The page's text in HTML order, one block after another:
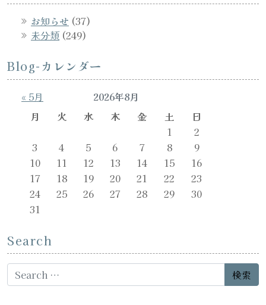
お知らせ (37)
未分類 (249)
Blog-カレンダー
2026年8月
月
火 水 木 金 土
日
1
2
3
4 5 6 7 8
9
10
11 12 13 14 15
16
17
18 19 20 21 22
23
24
25 26 27 28 29
30
31
« 5月
Search
Search for: